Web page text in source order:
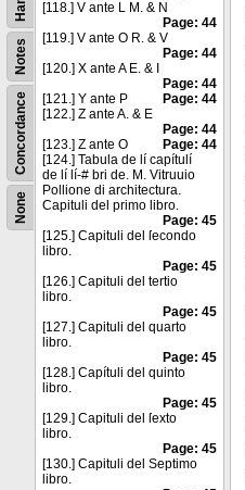
None
Concordance
Notes
[118.] V ante L M. & N
Page: 44
[119.] V ante O R. & V
Page: 44
[120.] X ante A E. & I
Page: 44
[121.] Y ante P
Page: 44
[122.] Z ante A. & E
Page: 44
[123.] Z ante O
Page: 44
[124.] Tabula de lí capítulí
de lí lí-# bri de. M. Vitruuio
Pollione di architectura.
Capituli del primo libro.
Page: 45
[125.] Capituli del ſecondo
libro.
Page: 45
[126.] Capituli del tertio
libro.
Page: 45
[127.] Capituli del quarto
libro.
Page: 45
[128.] Capítuli del quinto
libro.
Page: 45
[129.] Capituli del ſexto
libro.
Page: 45
[130.] Capituli del Septimo
libro.